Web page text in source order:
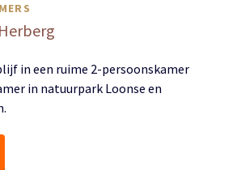
in een ruime 2-persoonskamer
in natuurpark Loonse en